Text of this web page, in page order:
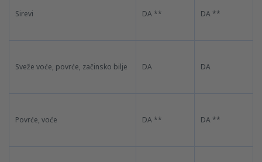
Sirevi DA ** DA **
Sveže voće, povrće, začinsko bilje DA DA
Povrće, voće DA ** DA **